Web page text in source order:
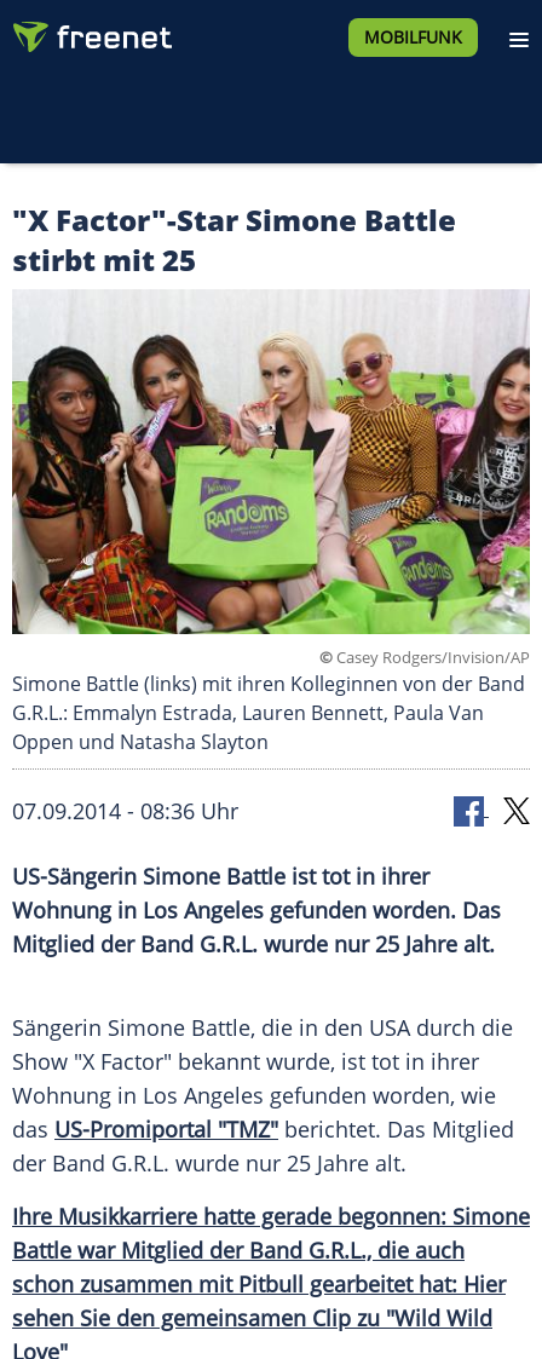
MOBILFUNK
"X Factor"-Star Simone Battle
stirbt mit 25
©Casey Rodgers/Invision/AP
Simone Battle (links) mit ihren Kolleginnen von der Band
G.R.L.: Emmalyn Estrada, Lauren Bennett, Paula Van
Oppen und Natasha Slayton
07.09.2014 - 08:36 Uhr
US-Sängerin Simone Battle ist tot in ihrer
Wohnung in Los Angeles gefunden worden. Das
Mitglied der Band G.R.L. wurde nur 25 Jahre alt.
Sängerin Simone Battle, die in den USAdurch die
Show "X Factor" bekannt wurde, ist tot in ihrer
Wohnung in Los Angeles gefunden worden, wie
das US-Promiportal "TMZ" berichtet. Das Mitglied
der Band G.R.L. wurde nur 25 Jahre alt.
Ihre Musikkarriere hatte gerade begonnen: Simone
Battle war Mitglied der Band G.R.L., die auch
schon zusammen mit Pitbull gearbeitet hat: Hier
sehen Sie den gemeinsamen Clip zu "Wild Wild
Love"